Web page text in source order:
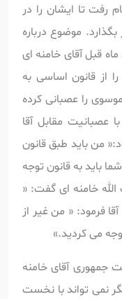
نزد امام رفت تا ایشان را در
موضوع درباره
قبل آقای خامنه ای
از قانون اساسی به
را عصبانی کرده
عصبانیت مقابل آقا
من باید طبق قانون
باید به قانون توجه
خامنه ای گفت: «
فرمود: « من غیر از
می کردید.»
دوران ریاست جمهوری آقای خامنه
نمی تواند با نخست